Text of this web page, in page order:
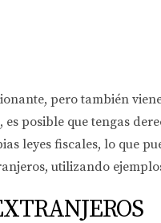
pero también
posible que tengas
leyes fiscales, lo que
utilizando